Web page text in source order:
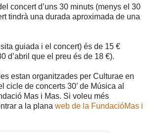
concert d’uns 30 minuts (menys el 30
tindrà una durada aproximada de una
guiada i el concert) és de 15 €
d’abril que el preu és de 18 €).
estan organitzades per Culturae en
cicle de concerts 30’ de Música al
Mas i Mas. Si voleu més
a la plana web de la FundacióMas i